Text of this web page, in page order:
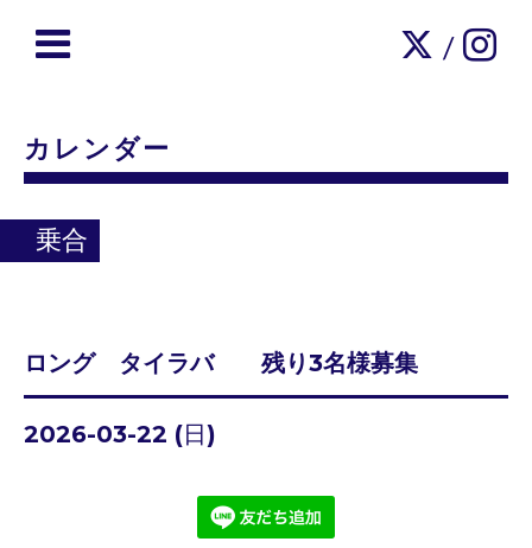
/
カレンダー
乗合
ロング タイラバ 残り3名様募集
2026-03-22 (日)